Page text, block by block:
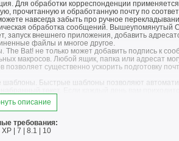
Для обработки корреспонденции
прочитанную и обработанную почту по
навсегда забыть про ручное
обработка сообщений. Вышеупомянутый
запуск внешнего приложения, добавить
файлы и многое другое.
The Bat! не только может добавить подпись к
макросов. Любой ящик, папка или адресат
позволяет существенно ускорить подготовку
шаблоны. Быстрые шаблоны позволяют
В быстрых шаблонах, равно как и в обычных,
действий.
добавлять или удалять себя из
функция парковки. С помощью парковки вы
описание
требования:
| 7 | 8.1 | 10